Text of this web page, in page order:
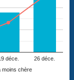
moins chère
déce. 26 déce.